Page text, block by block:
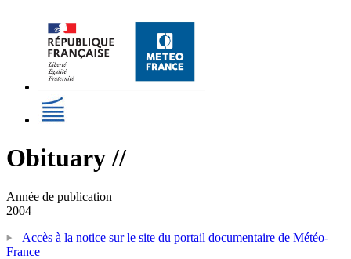
Obituary //
Année de publication
2004
Accès à la notice sur le site du portail documentaire de Météo-
France